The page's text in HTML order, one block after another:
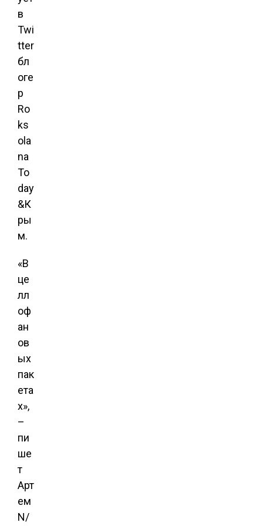
в
Twi
tter
бл
оге
р
Ro
ks
ola
na
To
day
&К
ры
м.
«В
це
лл
оф
ан
ов
ых
пак
ета
х»,
–
пи
ше
т
Арт
ем
N/